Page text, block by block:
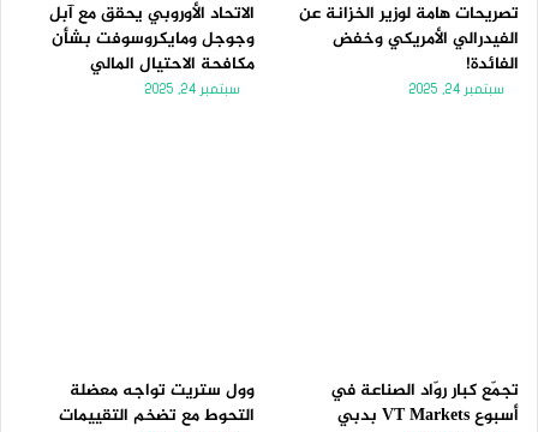
تصريحات هامة لوزير الخزانة عن
الفيدرالي الأمريكي وخفض
الفائدة!
سبتمبر 24, 2025
الاتحاد الأوروبي يحقق مع آبل
وجوجل ومايكروسوفت بشأن
مكافحة الاحتيال المالي
سبتمبر 24, 2025
تجمّع كبار روّاد الصناعة في
أسبوع VT Markets بدبي
وول ستريت تواجه معضلة
التحوط مع تضخم التقييمات